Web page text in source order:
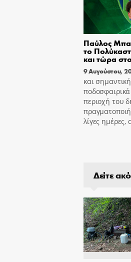
Παύλος
το
και τώρα
9 Αυγούστου,
και
περιοχή του
λίγες ημέρες,
Δείτε